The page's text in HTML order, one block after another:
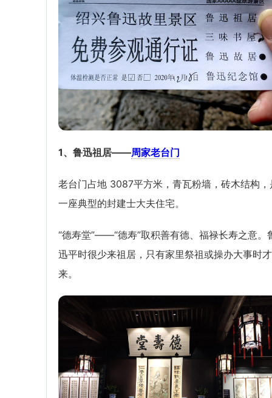
1、鲁迅祖居——周家老台门
老台门占地 3087平方米，青瓦粉墙，砖木结构，
一座典型的封建士大夫住宅。
“德寿堂”——“德寿”取积善有德、福禄长寿之意。
迅平时很少来祖居，只有家里祭祖或操办大事时
来。